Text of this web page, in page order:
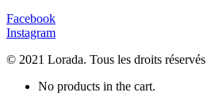
Facebook
Instagram
© 2021 Lorada. Tous les droits réservés
No products in the cart.